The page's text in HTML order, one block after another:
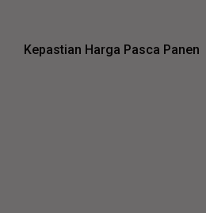
Kepastian Harga Pasca Panen